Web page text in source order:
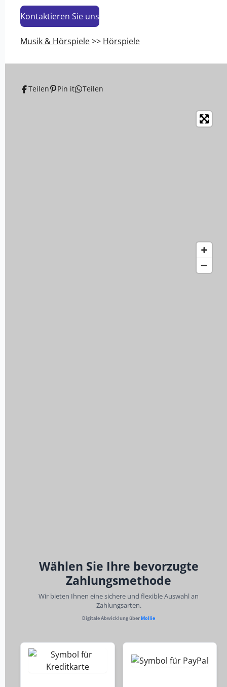
Kontaktieren Sie uns
Musik & Hörspiele>> Hörspiele
Teilen Pin it Teilen
Wählen Sie Ihre bevorzugte
Zahlungsmethode
Wir bieten Ihnen eine sichere und flexible Auswahl an
Zahlungsarten.
Digitale Abwicklung überMollie